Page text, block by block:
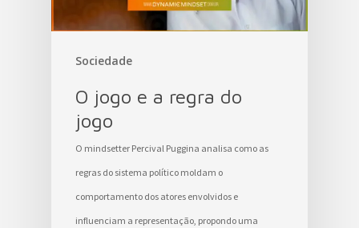
Sociedade
O jogo e a regra do
jogo
O mindsetter Percival Puggina analisa como as
regras do sistema político moldam o
comportamento dos atores envolvidos e
influenciam a representação, propondo uma